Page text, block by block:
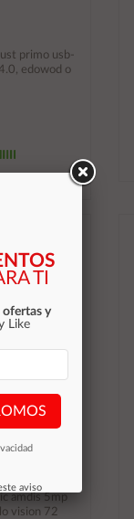
primo usb-
edowod o
amdis 5mp
vision 72
TI
ofertas y
Like
aviso